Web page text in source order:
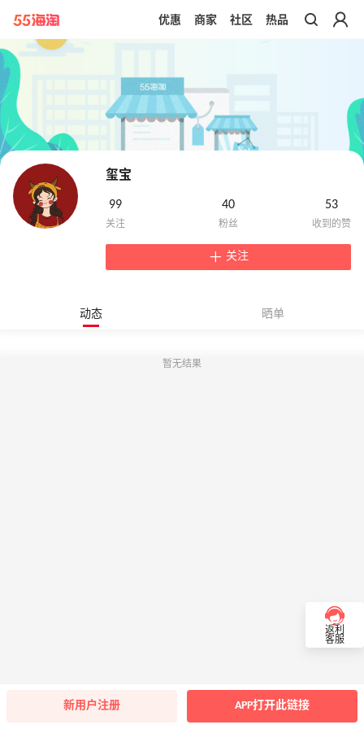
带你去官网买正品
优惠 商家 社区 热品
玺宝
99 40 53
关注
动态 晒单
暂无结果
返利
客服
新用户注册 APP打开此链接